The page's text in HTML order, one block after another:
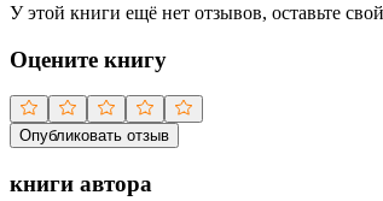
У этой книги ещё нет отзывов, оставьте
Оцените книгу
Опубликовать отзыв
книги автора